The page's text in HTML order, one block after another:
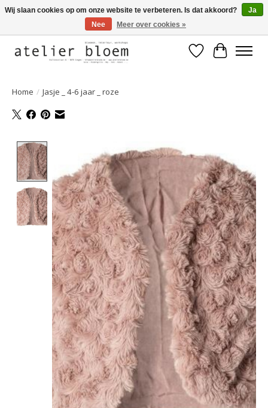
Welkom bij Atelier Bloem
Verlanglijst
Home / Jasje _ 4-6 jaar _ roze
Product image slideshow Items
Wij slaan cookies op om onze website te verbeteren. Is dat akkoord?
Ja
Nee
Meer over cookies »